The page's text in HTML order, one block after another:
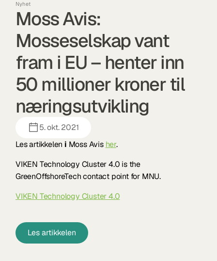
Nyhet
Moss Avis:
Mosseselskap vant
fram i EU – henter inn
50 millioner kroner til
næringsutvikling
5. okt. 2021
Les artikkelen i Moss Avis her.
VIKEN Technology Cluster 4.0 is the
GreenOffshoreTech contact point for MNU.
VIKEN Technology Cluster 4.0
Les artikkelen